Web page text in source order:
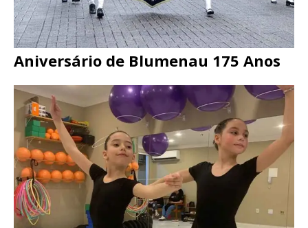
Aniversário de Blumenau 175 Anos